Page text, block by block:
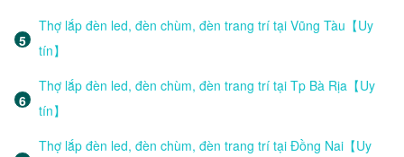
Thợ lắp đèn led, đèn chùm, đèn trang trí tại Vũng Tàu【Uy
tín】
Thợ lắp đèn led, đèn chùm, đèn trang trí tại Tp Bà Rịa【Uy
tín】
Thợ lắp đèn led, đèn chùm, đèn trang trí tại Đồng Nai【Uy